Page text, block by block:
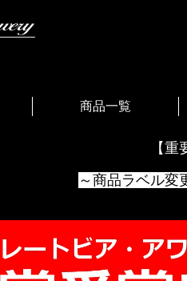
商品一覧
【重
～商品ラベル変